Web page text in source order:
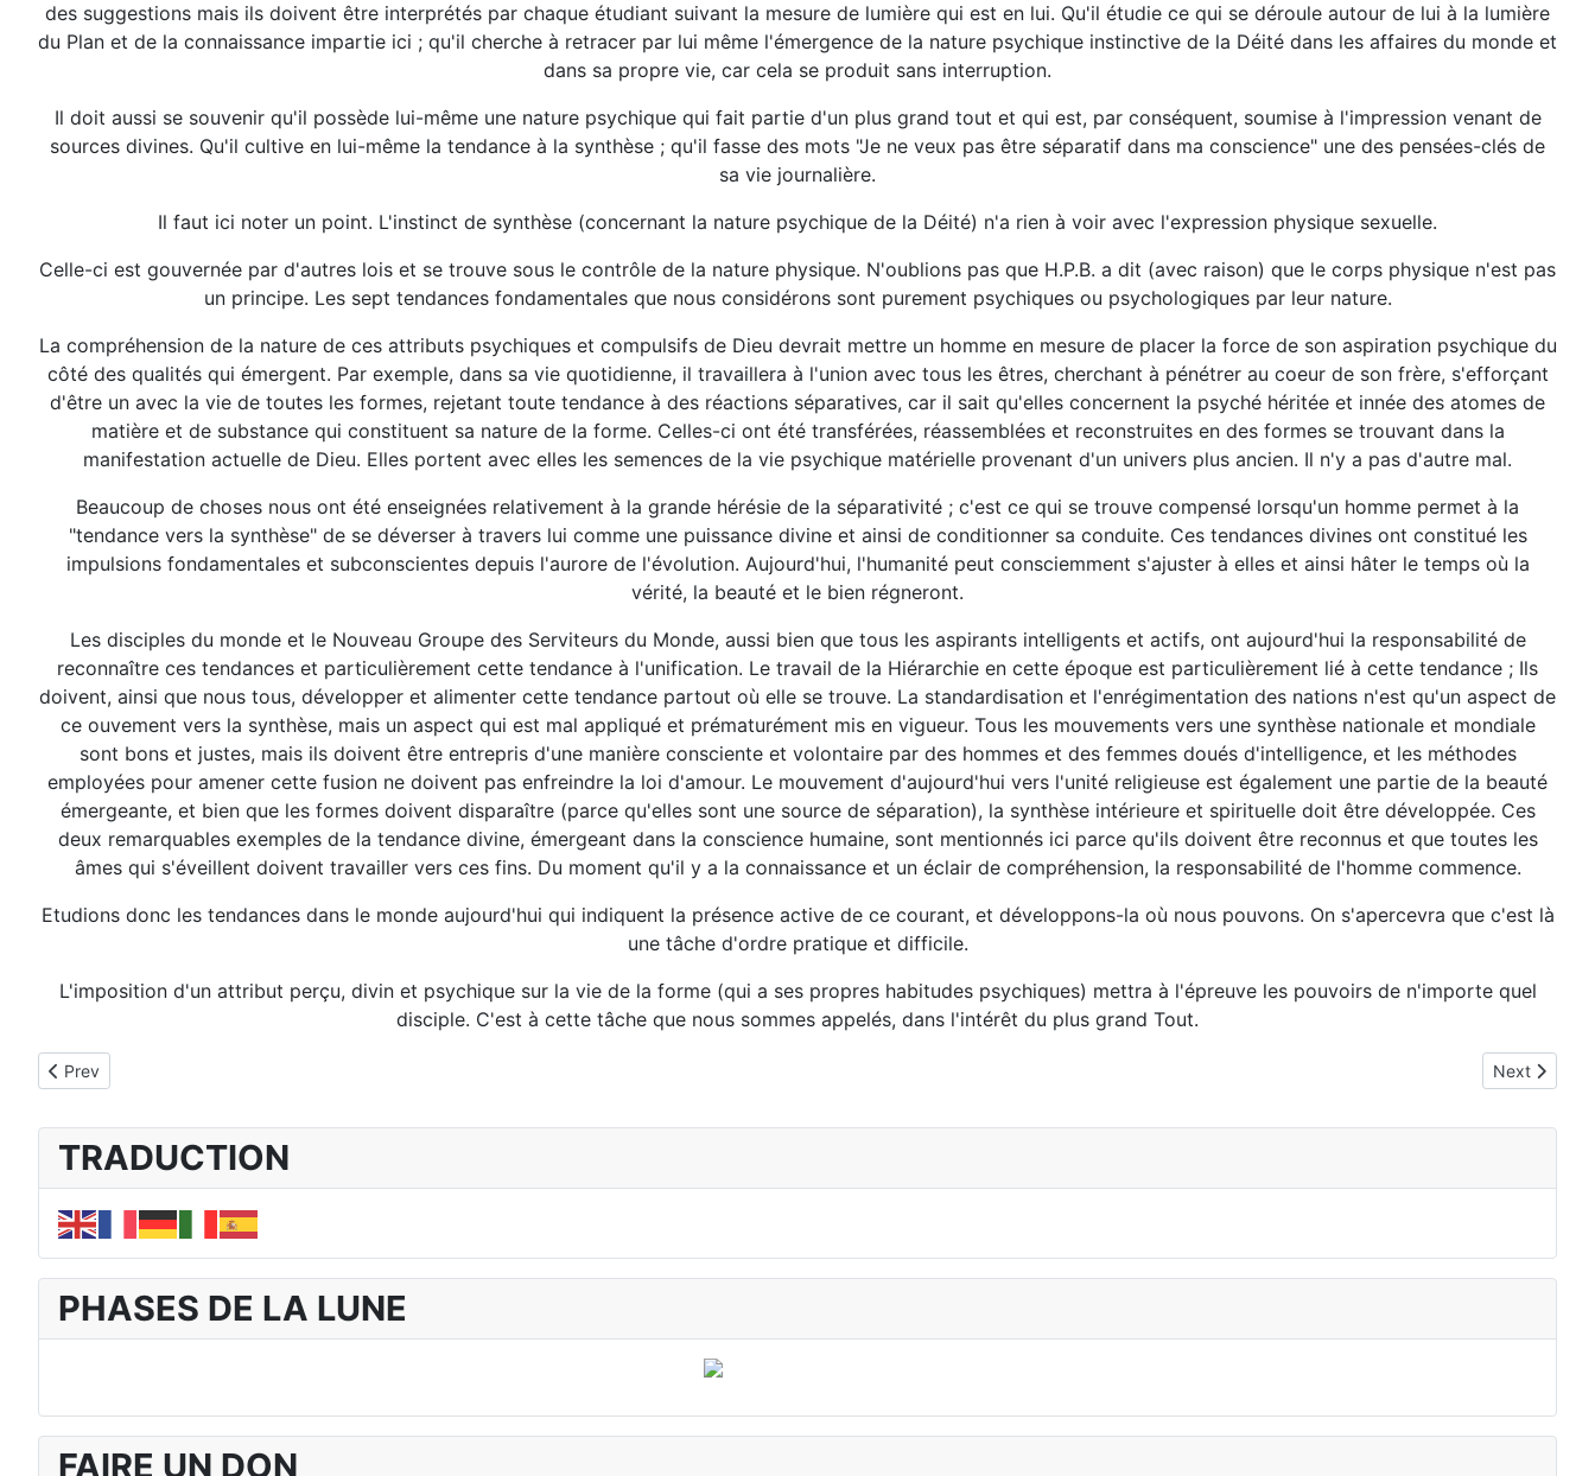
des suggestions mais ils doivent être interprétés par chaque étudiant suivant la mesure de lumière qui est en lui. Qu'il étudie ce qui se déroule autour de lui à la lumière
du Plan et de la connaissance impartie ici ; qu'il cherche à retracer par lui même l'émergence de la nature psychique instinctive de la Déité dans les affaires du monde et
dans sa propre vie, car cela se produit sans interruption.
Il doit aussi se souvenir qu'il possède lui-même une nature psychique qui fait partie d'un plus grand tout et qui est, par conséquent, soumise à l'impression venant de
sources divines. Qu'il cultive en lui-même la tendance à la synthèse ; qu'il fasse des mots "Je ne veux pas être séparatif dans ma conscience" une des pensées-clés de
sa vie journalière.
Il faut ici noter un point. L'instinct de synthèse (concernant la nature psychique de la Déité) n'a rien à voir avec l'expression physique sexuelle.
Celle-ci est gouvernée par d'autres lois et se trouve sous le contrôle de la nature physique. N'oublions pas que H.P.B. a dit (avec raison) que le corps physique n'est pas
un principe. Les sept tendances fondamentales que nous considérons sont purement psychiques ou psychologiques par leur nature.
La compréhension de la nature de ces attributs psychiques et compulsifs de Dieu devrait mettre un homme en mesure de placer la force de son aspiration psychique du
côté des qualités qui émergent. Par exemple, dans sa vie quotidienne, il travaillera à l'union avec tous les êtres, cherchant à pénétrer au coeur de son frère, s'efforçant
d'être un avec la vie de toutes les formes, rejetant toute tendance à des réactions séparatives, car il sait qu'elles concernent la psyché héritée et innée des atomes de
matière et de substance qui constituent sa nature de la forme. Celles-ci ont été transférées, réassemblées et reconstruites en des formes se trouvant dans la
manifestation actuelle de Dieu. Elles portent avec elles les semences de la vie psychique matérielle provenant d'un univers plus ancien. Il n'y a pas d'autre mal.
Beaucoup de choses nous ont été enseignées relativement à la grande hérésie de la séparativité ; c'est ce qui se trouve compensé lorsqu'un homme permet à la
"tendance vers la synthèse" de se déverser à travers lui comme une puissance divine et ainsi de conditionner sa conduite. Ces tendances divines ont constitué les
impulsions fondamentales et subconscientes depuis l'aurore de l'évolution. Aujourd'hui, l'humanité peut consciemment s'ajuster à elles et ainsi hâter le temps où la
vérité, la beauté et le bien régneront.
Les disciples du monde et le Nouveau Groupe des Serviteurs du Monde, aussi bien que tous les aspirants intelligents et actifs, ont aujourd'hui la responsabilité de
reconnaître ces tendances et particulièrement cette tendance à l'unification. Le travail de la Hiérarchie en cette époque est particulièrement lié à cette tendance ; Ils
doivent, ainsi que nous tous, développer et alimenter cette tendance partout où elle se trouve. La standardisation et l'enrégimentation des nations n'est qu'un aspect de
ce ouvement vers la synthèse, mais un aspect qui est mal appliqué et prématurément mis en vigueur. Tous les mouvements vers une synthèse nationale et mondiale
sont bons et justes, mais ils doivent être entrepris d'une manière consciente et volontaire par des hommes et des femmes doués d'intelligence, et les méthodes
employées pour amener cette fusion ne doivent pas enfreindre la loi d'amour. Le mouvement d'aujourd'hui vers l'unité religieuse est également une partie de la beauté
émergeante, et bien que les formes doivent disparaître (parce qu'elles sont une source de séparation), la synthèse intérieure et spirituelle doit être développée. Ces
deux remarquables exemples de la tendance divine, émergeant dans la conscience humaine, sont mentionnés ici parce qu'ils doivent être reconnus et que toutes les
âmes qui s'éveillent doivent travailler vers ces fins. Du moment qu'il y a la connaissance et un éclair de compréhension, la responsabilité de l'homme commence.
Etudions donc les tendances dans le monde aujourd'hui qui indiquent la présence active de ce courant, et développons-la où nous pouvons. On s'apercevra que c'est là
une tâche d'ordre pratique et difficile.
L'imposition d'un attribut perçu, divin et psychique sur la vie de la forme (qui a ses propres habitudes psychiques) mettra à l'épreuve les pouvoirs de n'importe quel
disciple. C'est à cette tâche que nous sommes appelés, dans l'intérêt du plus grand Tout.
Previous article: 2. Les Sept Règles
Prev Next article:
Next
TRADUCTION
PHASES DE LA LUNE
FAIRE UN DON